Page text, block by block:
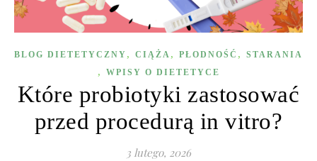
BLOG DIETETYCZNY , CIĄŻA , PŁODNOŚĆ , STARANIA
, WPISY O DIETETYCE
Które probiotyki zastosować
przed procedurą in vitro?
3 lutego, 2026